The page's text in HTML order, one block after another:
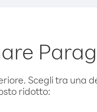
Scegli tra una
ridotto: